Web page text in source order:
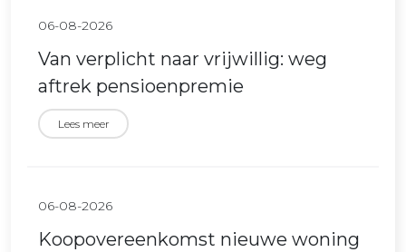
06-08-2026
Van verplicht naar vrijwillig: weg
aftrek pensioenpremie
Lees meer
06-08-2026
Koopovereenkomst nieuwe woning